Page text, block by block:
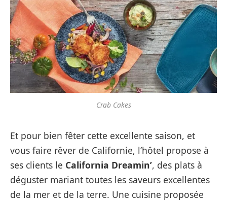
Crab Cakes
Et pour bien fêter cette excellente saison, et
vous faire rêver de Californie, l’hôtel propose à
ses clients le California Dreamin’, des plats à
déguster mariant toutes les saveurs excellentes
de la mer et de la terre. Une cuisine proposée